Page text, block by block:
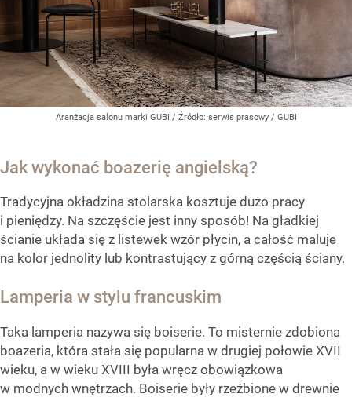
Aranżacja salonu marki GUBI / Źródło: serwis prasowy / GUBI
Jak wykonać boazerię angielską?
Tradycyjna okładzina stolarska kosztuje dużo pracy
i pieniędzy. Na szczęście jest inny sposób! Na gładkiej
ścianie układa się z listewek wzór płycin, a całość maluje
na kolor jednolity lub kontrastujący z górną częścią ściany.
Lamperia w stylu francuskim
Taka lamperia nazywa się boiserie. To misternie zdobiona
boazeria, która stała się popularna w drugiej połowie XVII
wieku, a w wieku XVIII była wręcz obowiązkowa
w modnych wnętrzach. Boiserie były rzeźbione w drewnie